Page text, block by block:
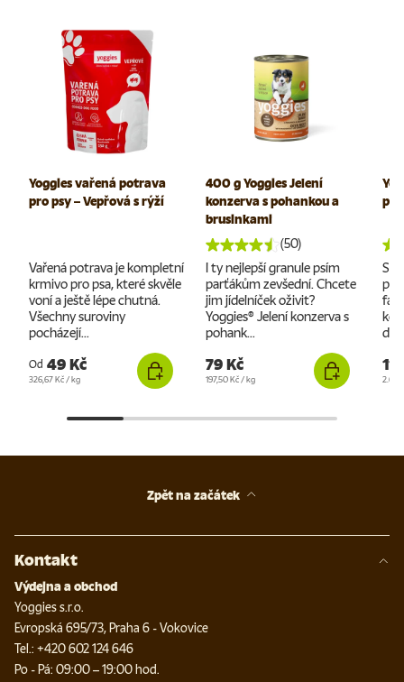
Yoggies vařená potrava
pro psy – Vepřová s rýží
Vařená potrava je kompletní
krmivo pro psa, které skvěle
voní a ještě lépe chutná.
Všechny suroviny
pocházejí...
Od 49 Kč
Cena za jednotku
326,67 Kč/kg
400 g Yoggies Jelení
konzerva s pohankou a
brusinkami
(50)
I ty nejlepší granule psím
parťákům zevšední. Chcete
jim jídelníček oživit?
Yoggies® Jelení konzerva s
pohank...
79 Kč
Cena za jednotku
197,50 Kč/kg Cena
Zpět na začátek
Kontakt
Výdejna a obchod
Yoggies s.r.o.
Evropská 695/73, Praha 6 - Vokovice
Tel.: +420 602 124 646
Po - Pá: 09:00 – 19:00 hod.